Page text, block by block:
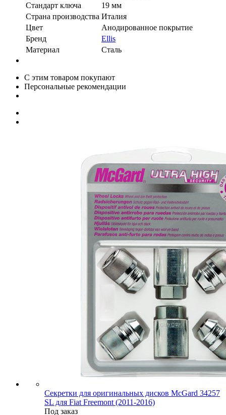
Стандарт ключа
19 мм
Страна производства Италия
Цвет
Анодированное покрытие
Бренд
Ellis
Материал
Сталь
С этим товаром покупают
Персональные рекомендации
Секретки для оригинальных дисков McGard 34257
SL для Fiat Freemont (2011-2016)
Под заказ